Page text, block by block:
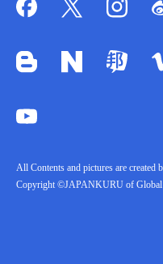
All Contents and pictures are
Copyright ©JAPANKURU of Global